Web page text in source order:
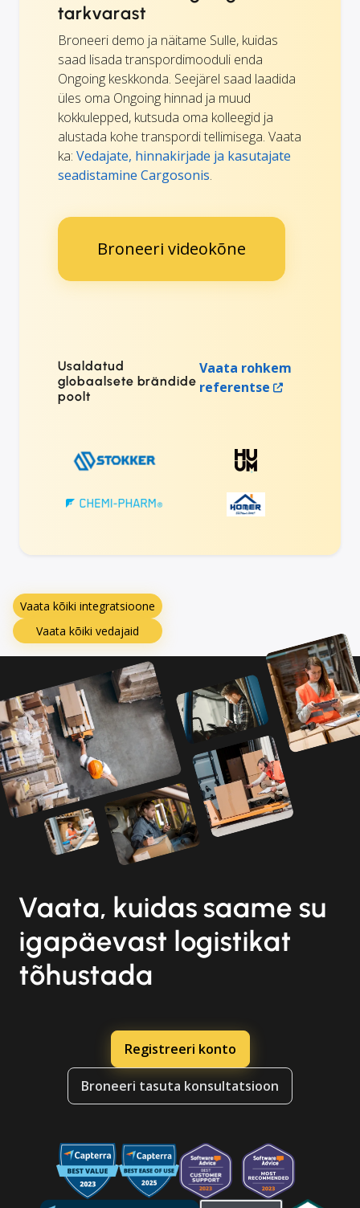
tarkvarast
Broneeri demo ja näitame Sulle, kuidas
saad lisada transpordimooduli enda
Ongoing keskkonda. Seejärel saad laadida
üles oma Ongoing hinnad ja muud
kokkulepped, kutsuda oma kolleegid ja
alustada kohe transpordi tellimisega. Vaata
ka: Vedajate, hinnakirjade ja kasutajate
seadistamine Cargosonis.
Broneeri videokõne
Usaldatud
globaalsete brändide
poolt
Vaata rohkem
referentse
Vaata kõiki integratsioone
Vaata kõiki vedajaid
Vaata, kuidas saame su
igapäevast logistikat
tõhustada
Registreeri konto
Broneeri tasuta konsultatsioon